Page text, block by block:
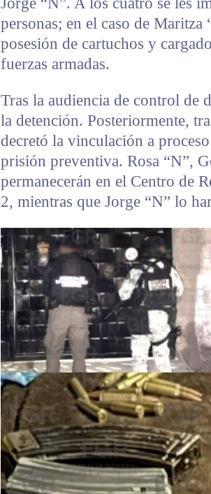
personas; en el caso de
posesión de cartuchos y
fuerzas armadas.
Tras la audiencia de control de
la detención. Posteriormente,
decretó la vinculación a
prisión preventiva. Rosa “N”,
permanecerán en el Centro de
2, mientras que Jorge “N” lo